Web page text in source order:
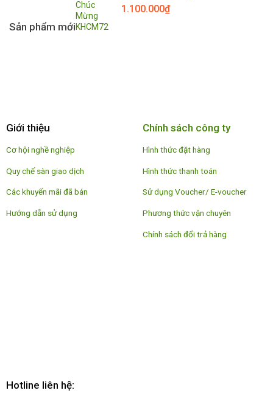
Sản phẩm mới
1.100.000₫
Giới thiệu
Cơ hội nghề nghiệp
Quy chế sàn giao dịch
Các khuyến mãi đã bán
Hướng dẫn sử dụng
Chính sách công ty
Hình thức đặt hàng
Hình thức thanh toán
Sử dụng Voucher/ E-voucher
Phương thức vận chuyên
Chính sách đổi trả hàng
Hotline liên hệ: